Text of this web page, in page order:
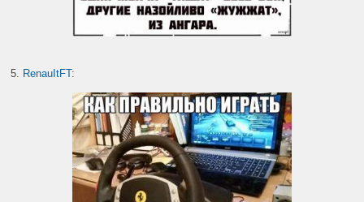
5. RenauItFT: